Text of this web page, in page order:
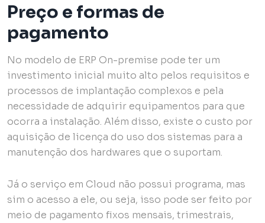
Preço e formas de
pagamento
No modelo de ERP On-premise pode ter um
investimento inicial muito alto pelos requisitos e
processos de implantação complexos e pela
necessidade de adquirir equipamentos para que
ocorra a instalação. Além disso, existe o custo por
aquisição de licença do uso dos sistemas para a
manutenção dos hardwares que o suportam.
Já o serviço em Cloud não possui programa, mas
sim o acesso a ele, ou seja, isso pode ser feito por
meio de pagamento fixos mensais, trimestrais,